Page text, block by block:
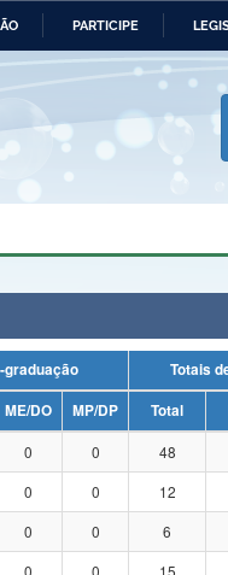
PARTICIPE
Ministério da Economia
e dos Direitos Humanos
Planalto
de pós-graduação
Totais
ME/DO MP/DP Total
0 0 48
0 0 12
0 0 6
0 0 15